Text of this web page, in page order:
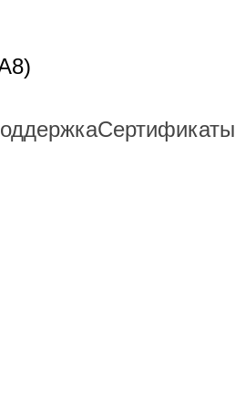
Сертификаты